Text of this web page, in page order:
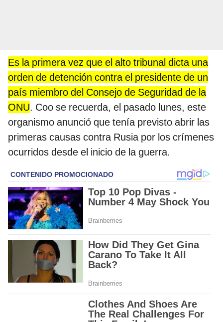
Es la primera vez que el alto tribunal dicta una
orden de detención contra el presidente de un
país miembro del Consejo de Seguridad de la
ONU. Coo se recuerda, el pasado lunes, este
organismo anunció que tenía previsto abrir las
primeras causas contra Rusia por los crímenes
ocurridos desde el inicio de la guerra.